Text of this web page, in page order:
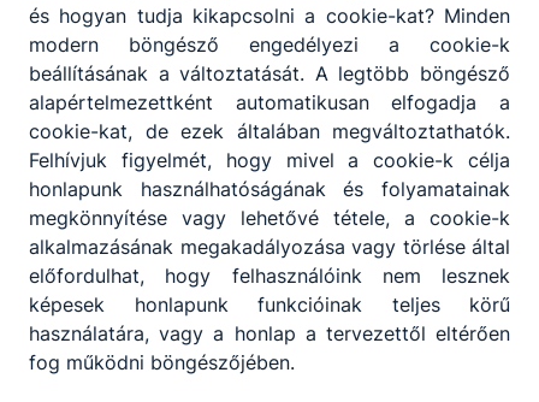
Higiéniai munkatárs
Grela Izabella
takarító
technika
+36 82 510-941
Majorné Takács
Katalin
és hogyan tudja kikapcsolni a cookie-kat? Minden
modern böngésző engedélyezi a cookie-k
beállításának a változtatását. A legtöbb böngésző
alapértelmezettként automatikusan elfogadja a
cookie-kat, de ezek általában megváltoztathatók.
Felhívjuk figyelmét, hogy mivel a cookie-k célja
honlapunk használhatóságának és folyamatainak
megkönnyítése vagy lehetővé tétele, a cookie-k
alkalmazásának megakadályozása vagy törlése által
előfordulhat, hogy felhasználóink nem lesznek
képesek honlapunk funkcióinak teljes körű
használatára, vagy a honlap a tervezettől eltérően
fog működni böngészőjében.